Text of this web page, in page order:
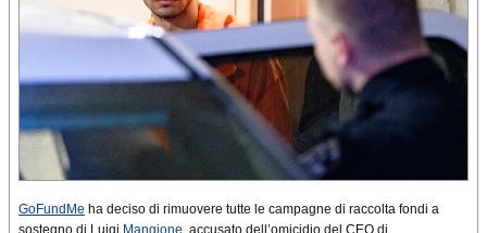
GoFundMe ha deciso di rimuovere tutte le campagne di raccolta fondi a
sostegno di Luigi Mangione, accusato dell’omicidio del CEO di